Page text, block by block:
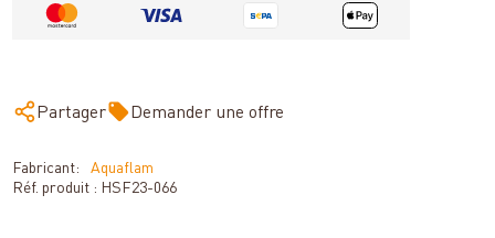
Partager Demander une offre
Fabricant:
Aquaflam
Réf. produit : HSF23-066